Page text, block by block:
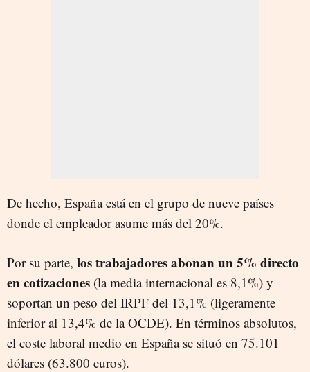
De hecho, España está en el grupo de nueve países
donde el empleador asume más del 20%.
Por su parte, los trabajadores abonan un 5% directo
en cotizaciones (la media internacional es 8,1%) y
soportan un peso del IRPF del 13,1% (ligeramente
inferior al 13,4% de la OCDE). En términos absolutos,
el coste laboral medio en España se situó en 75.101
dólares (63.800 euros).